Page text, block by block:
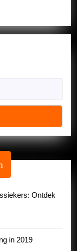
Ontdek
in 2019